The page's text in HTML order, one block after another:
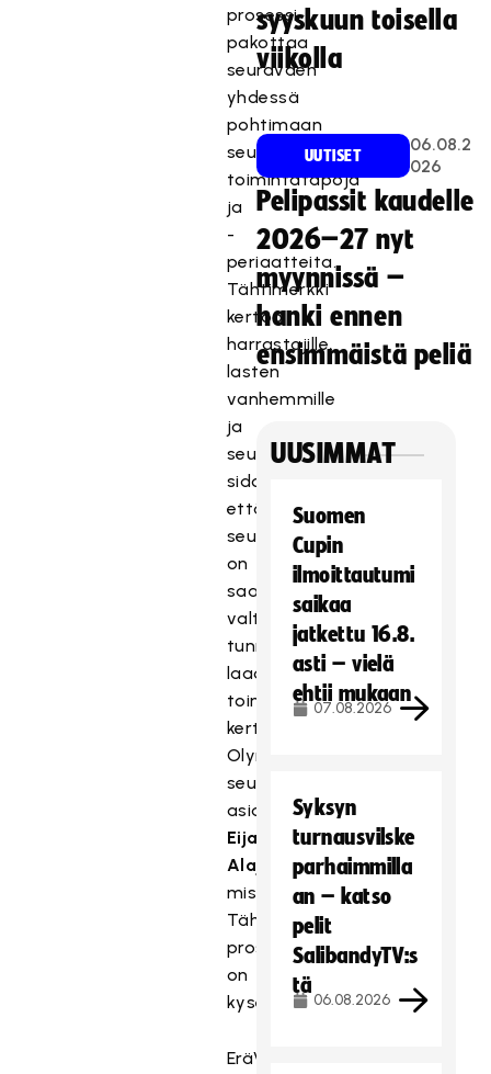
prosessi
pakottaa
seuraväen
yhdessä
pohtimaan
seuran
toimintatapoja
ja
-
periaatteita.
Tähtimerkki
kertoo
harrastajille,
lasten
vanhemmille
ja
seuran
sidosryhmille,
että
seura
on
saanut
valtakunnallisen
tunnustuksen
laadukkaasta
toiminnasta,
kertoo
Olympiakomitean
seuratoiminnan
asiantuntija
Eija
Alaja,
mistä
Tähtiseura-
prosessissa
on
kyse.
EräViikingit
syyskuun toisella
viikolla
UUTISET
06.08.2
026
Pelipassit kaudelle
2026–27 nyt
myynnissä –
hanki ennen
ensimmäistä peliä
UUSIMMAT
Suomen
Cupin
ilmoittautumi
saikaa
jatkettu 16.8.
asti – vielä
ehtii mukaan
07.08.2026
Syksyn
turnausvilske
parhaimmilla
an – katso
pelit
SalibandyTV:s
tä
06.08.2026